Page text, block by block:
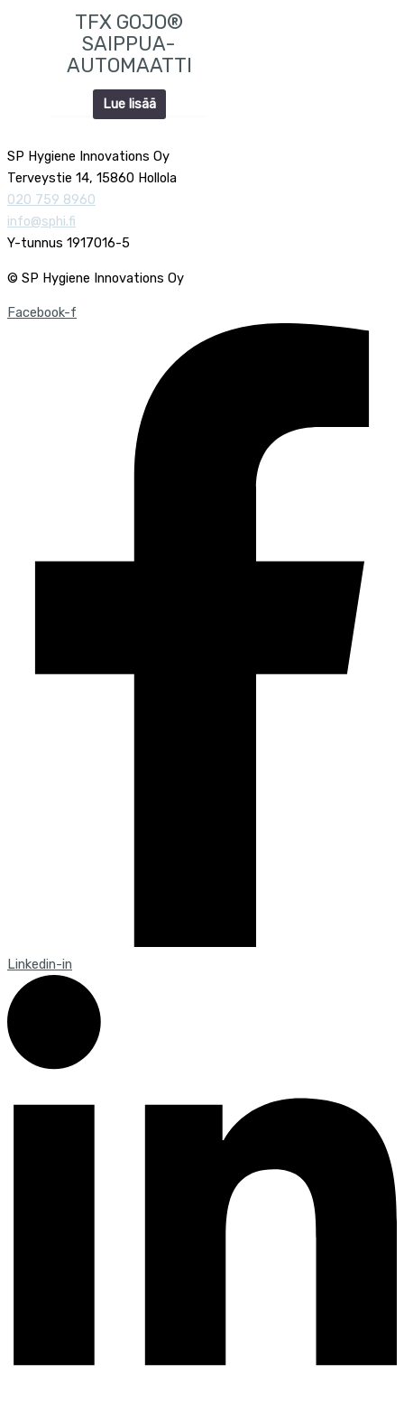
TFX GOJO®
SAIPPUA-
AUTOMAATTI
Lue lisää
SP Hygiene Innovations Oy
Terveystie 14, 15860 Hollola
020 759 8960
info@sphi.fi
Y-tunnus 1917016-5
© SP Hygiene Innovations Oy
Facebook-f
Linkedin-in